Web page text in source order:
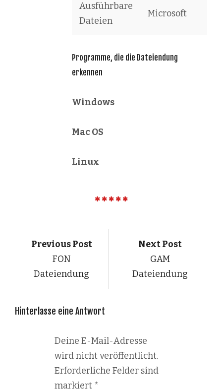
Ausführbare
Dateien
Microsoft
Programme, die die Dateiendung
erkennen
Windows
Mac OS
Linux
Previous Post
FON
Dateiendung
Next Post
GAM
Dateiendung
Hinterlasse eine Antwort
Deine E-Mail-Adresse
wird nicht veröffentlicht.
Erforderliche Felder sind
markiert *